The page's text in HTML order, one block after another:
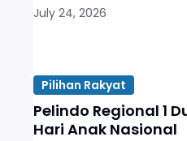
July 24, 2026
Pilihan Rakyat
Pelindo Regional 1
Hari Anak Nasional